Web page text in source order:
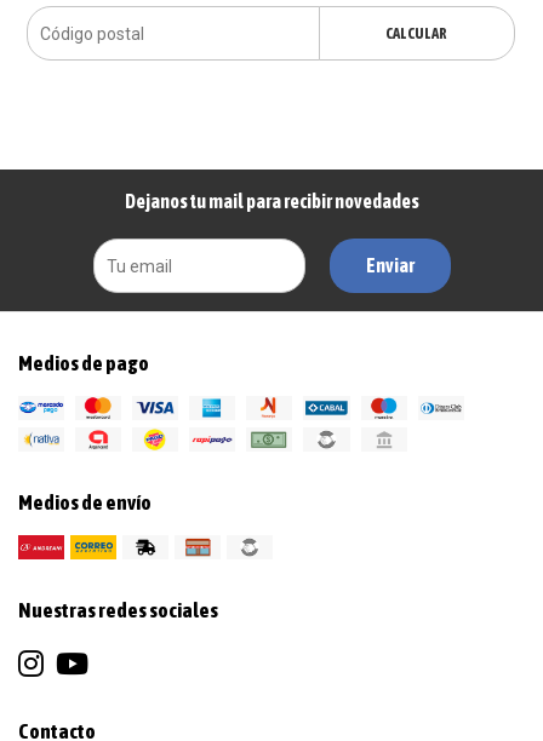
CALCULAR
Dejanos tu mail para recibir novedades
Enviar
Medios de pago
Medios de envío
Nuestras redes sociales
Contacto